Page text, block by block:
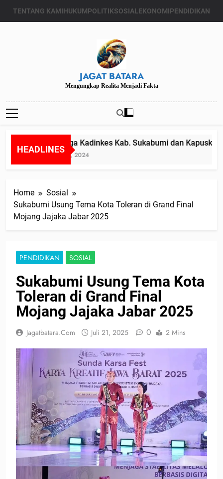
TENTANG KAMIHUKUMPOLITIKSOSIALEKONOMIPENDIDIKAN
JAGAT BATARA
Mengungkap Realita Menjadi Fakta
HEADLINES
Diduga Kadinkes Kab. Sukabumi dan
Juli 24, 2024
Home
Sosial
Sukabumi Usung Tema Kota Toleran di Grand Final
Mojang Jajaka Jabar 2025
PENDIDIKAN SOSIAL
Sukabumi Usung Tema Kota
Toleran di Grand Final
Mojang Jajaka Jabar 2025
Jagatbatara.com Juli 21, 2025 0 2 Mins